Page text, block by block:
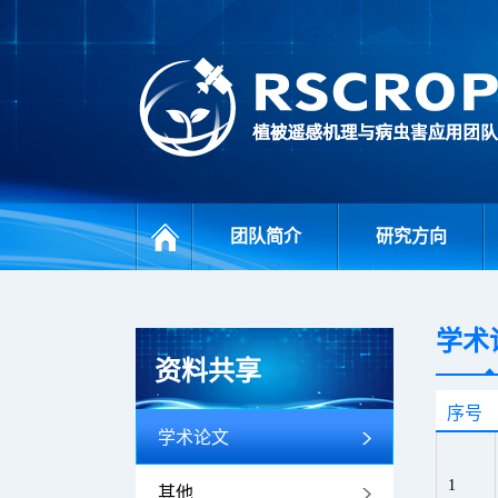
团队简介 研究方向
资料共享
学术论文
其他
学术
序号
1